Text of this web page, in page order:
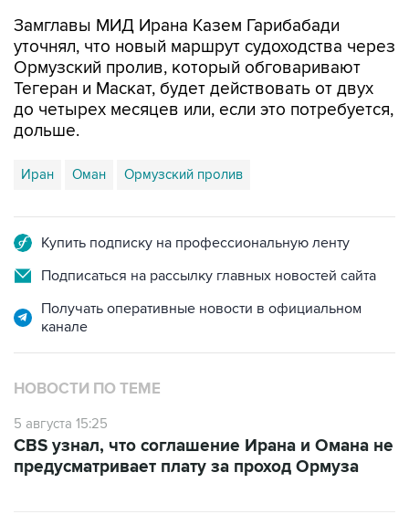
Замглавы МИД Ирана Казем Гарибабади
уточнял, что новый маршрут судоходства через
Ормузский пролив, который обговаривают
Тегеран и Маскат, будет действовать от двух
до четырех месяцев или, если это потребуется,
дольше.
Иран Оман Ормузский пролив
Купить подписку на профессиональную ленту
Подписаться на рассылку главных новостей сайта
Получать оперативные новости в официальном
канале
НОВОСТИ ПО ТЕМЕ
5 августа 15:25
CBS узнал, что соглашение Ирана и Омана не
предусматривает плату за проход Ормуза